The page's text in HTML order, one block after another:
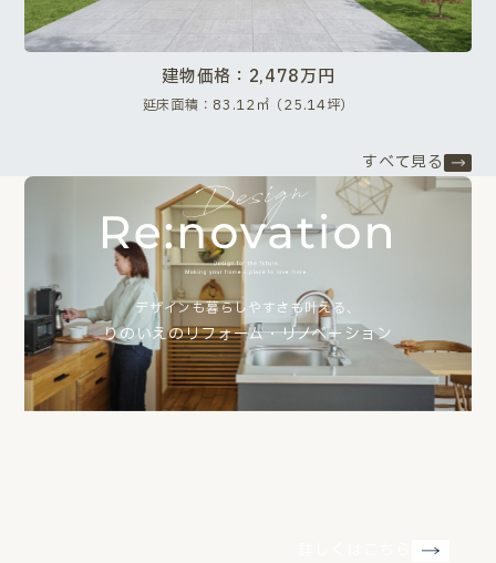
建物価格：2,478万円
延床面積：83.12㎡（25.14坪）
すべて見る
デザインも暮らしやすさも叶える、
りのいえのリフォーム・リノベーション